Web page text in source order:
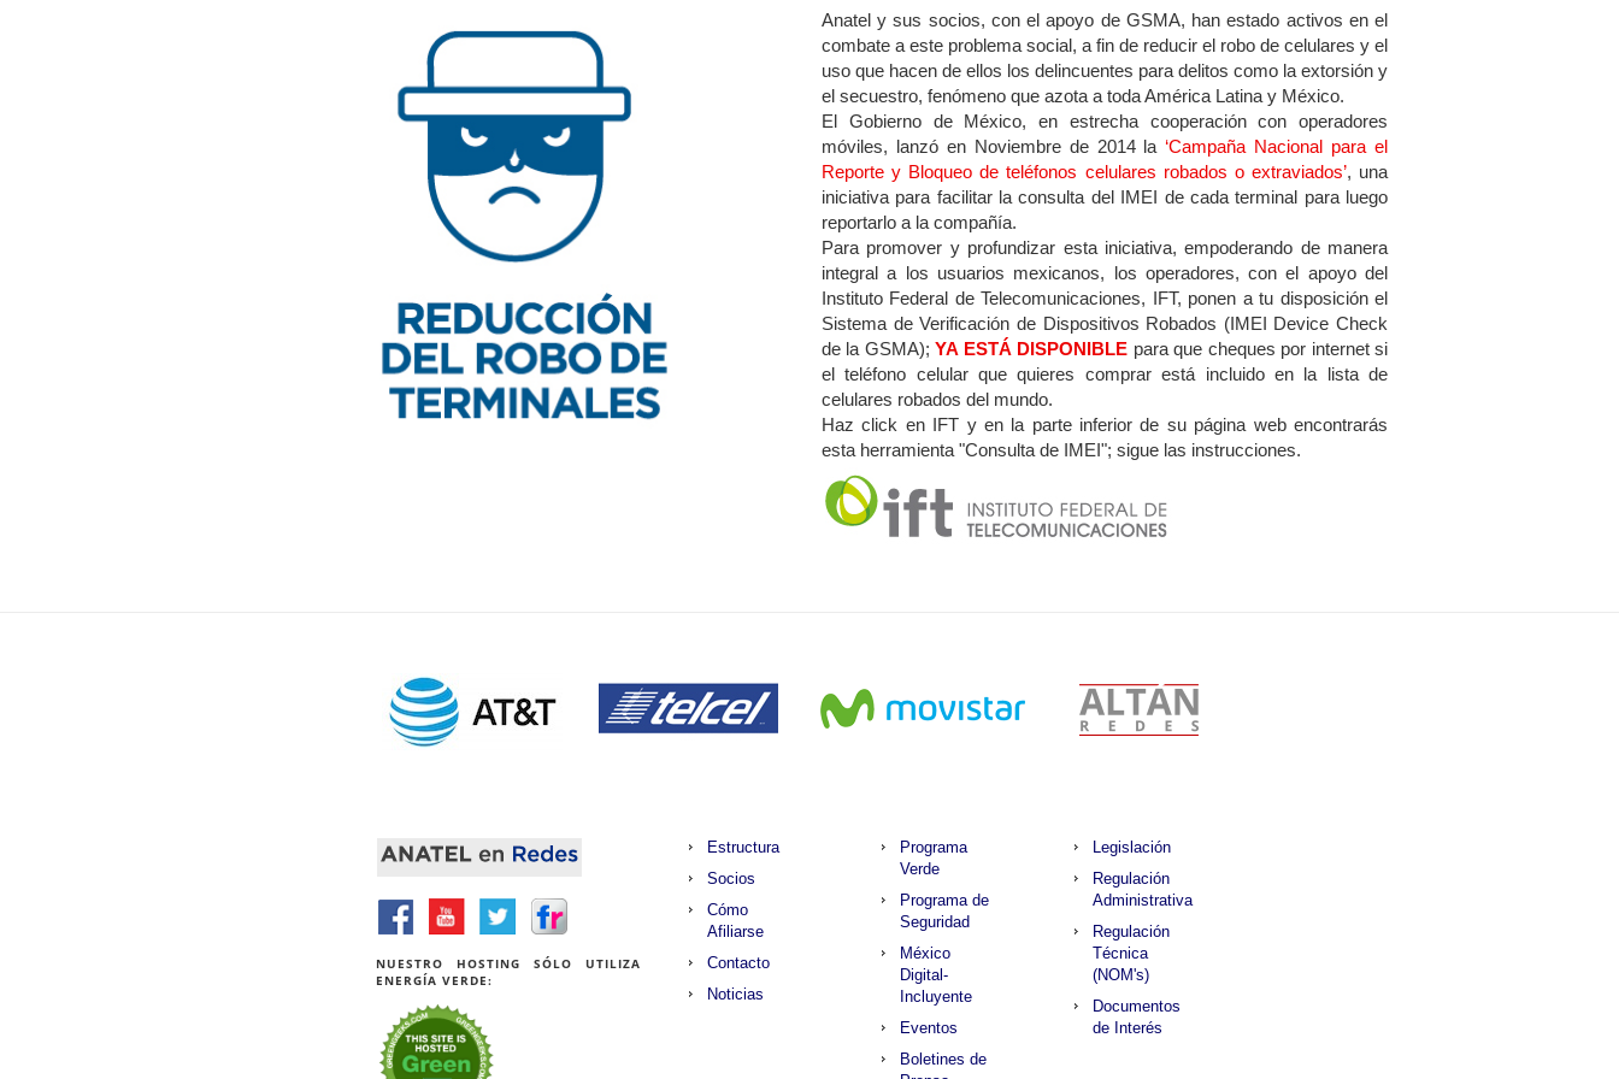
Anatel y sus socios, con el apoyo de GSMA, han estado activos en el
combate a este problema social, a fin de reducir el robo de celulares y el
uso que hacen de ellos los delincuentes para delitos como la extorsión y
el secuestro, fenómeno que azota a toda América Latina y México.
El Gobierno de México, en estrecha cooperación con operadores
móviles, lanzó en Noviembre de 2014 la ‘Campaña Nacional para el
Reporte y Bloqueo de teléfonos celulares robados o extraviados’, una
iniciativa para facilitar la consulta del IMEI de cada terminal para luego
reportarlo a la compañía.
Para promover y profundizar esta iniciativa, empoderando de manera
integral a los usuarios mexicanos, los operadores, con el apoyo del
Instituto Federal de Telecomunicaciones, IFT, ponen a tu disposición el
Sistema de Verificación de Dispositivos Robados (IMEI Device Check
de la GSMA);YA ESTÁ DISPONIBLE para que cheques por internet si
el teléfono celular que quieres comprar está incluido en la lista de
celulares robados del mundo.
Haz click en IFT y en la parte inferior de su página web encontrarás
esta herramienta "Consulta de IMEI"; sigue las instrucciones.
NUESTRO HOSTING SÓLO UTILIZA
ENERGÍA VERDE:
Estructura
Socios
Cómo
Afiliarse
Contacto
Noticias
Programa
Verde
Programa de
Seguridad
México
Digital-
Incluyente
Eventos
Boletines de
Legislación
Regulación
Administrativa
Regulación
Técnica
(NOM's)
Documentos
de Interés